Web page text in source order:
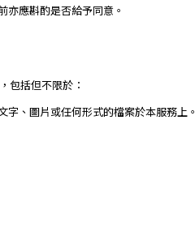
應斟酌是否給予同意。
包括但不限於：
、圖片或任何形式的檔案於本服務上。